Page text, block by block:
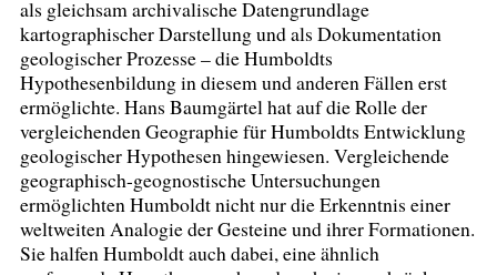
als gleichsam archivalische Datengrundlage
kartographischer Darstellung und als Dokumentation
geologischer Prozesse – die Humboldts
Hypothesenbildung in diesem und anderen Fällen erst
ermöglichte. Hans Baumgärtel hat auf die Rolle der
vergleichenden Geographie für Humboldts Entwicklung
geologischer Hypothesen hingewiesen. Vergleichende
geographisch-geognostische Untersuchungen
ermöglichten Humboldt nicht nur die Erkenntnis einer
weltweiten Analogie der Gesteine und ihrer Formationen.
Sie halfen Humboldt auch dabei, eine ähnlich